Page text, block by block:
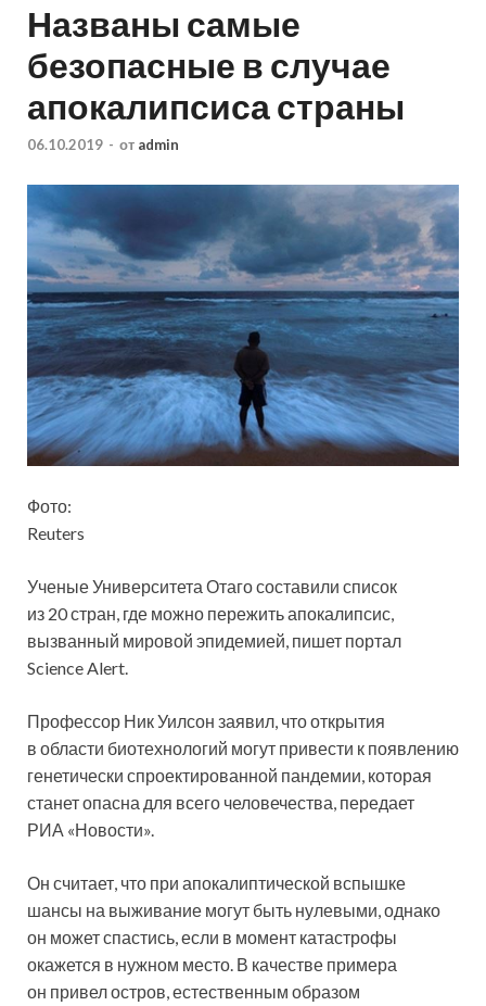
Названы самые
безопасные в случае
апокалипсиса страны
06.10.2019 - от admin
Фото:
Reuters
Ученые Университета Отаго составили список
из 20 стран, где можно пережить апокалипсис,
вызванный мировой эпидемией, пишет портал
Science Alert.
Профессор Ник Уилсон заявил, что открытия
в области биотехнологий могут привести к появлению
генетически спроектированной пандемии, которая
станет опасна для всего человечества, передает
РИА «Новости».
Он считает, что при апокалиптической вспышке
шансы на выживание могут быть нулевыми, однако
он может спастись, если в момент катастрофы
окажется в нужном место. В качестве примера
он привел остров, естественным образом